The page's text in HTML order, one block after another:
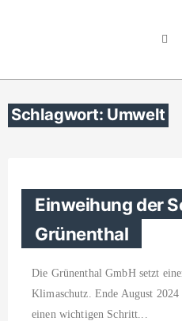
Schlagwort: Umwelt
Einweihung der
Grünenthal
Die Grünenthal GmbH setzt
Klimaschutz. Ende August
einen wichtigen Schritt